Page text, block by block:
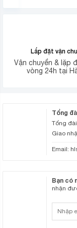
độ nét cao đa
phòng thu.
Đa dạng
cách dễ dàng.
bị cổng LAN tốc
Lắp đặt vận
Vận chuyển & lặp
vòng 24h tại
Tổng
Tổng
Giao
Email:
Bạn có
nhận